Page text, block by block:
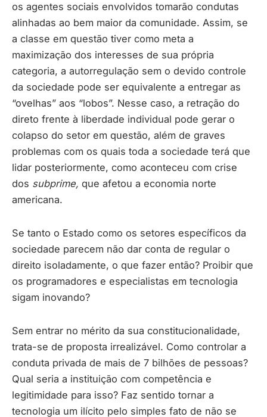
os agentes sociais envolvidos tomarão condutas
alinhadas ao bem maior da comunidade. Assim, se
a classe em questão tiver como meta a
maximização dos interesses de sua própria
categoria, a autorregulação sem o devido controle
da sociedade pode ser equivalente a entregar as
“ovelhas” aos “lobos”. Nesse caso, a retração do
direto frente à liberdade individual pode gerar o
colapso do setor em questão, além de graves
problemas com os quais toda a sociedade terá que
lidar posteriormente, como aconteceu com crise
dos subprime, que afetou a economia norte
americana.
Se tanto o Estado como os setores específicos da
sociedade parecem não dar conta de regular o
direito isoladamente, o que fazer então? Proibir que
os programadores e especialistas em tecnologia
sigam inovando?
Sem entrar no mérito da sua constitucionalidade,
trata-se de proposta irrealizável. Como controlar a
conduta privada de mais de 7 bilhões de pessoas?
Qual seria a instituição com competência e
legitimidade para isso? Faz sentido tornar a
tecnologia um ilícito pelo simples fato de não se